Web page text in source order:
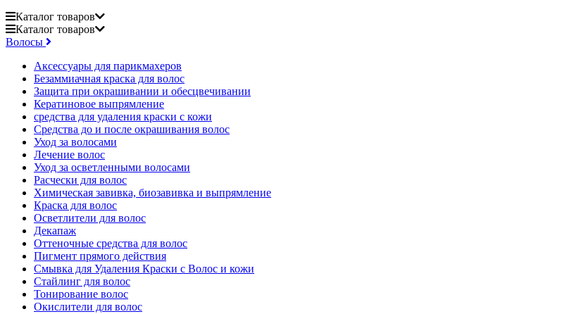
Каталог товаров
Каталог товаров
Волосы
Аксессуары для парикмахеров
Безаммиачная краска для волос
Защита при окрашивании и обесцвечивании
Кератиновое выпрямление
средства для удаления краски с кожи
Средства до и после окрашивания волос
Уход за волосами
Лечение волос
Уход за осветленными волосами
Расчески для волос
Химическая завивка, биозавивка и выпрямление
Краска для волос
Осветлители для волос
Декапаж
Оттеночные средства для волос
Пигмент прямого действия
Смывка для Удаления Краски с Волос и кожи
Стайлинг для волос
Тонирование волос
Окислители для волос